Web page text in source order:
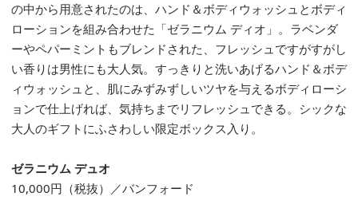
の中から用意されたのは、ハンド＆ボディウォッシュとボディ
ローションを組み合わせた「ゼラニウム ディオ」。ラベンダ
ーやペパーミントもブレンドされた、フレッシュですがすがし
い香りは男性にも大人気。すっきりと洗いあげるハンド＆ボデ
ィウォッシュと、肌にみずみずしいツヤを与えるボディローシ
ョンで仕上げれば、気持ちまでリフレッシュできる。シックな
大人のギフトにふさわしい限定ボックス入り。
ゼラニウム デュオ
10,000円（税抜）／バンフォード